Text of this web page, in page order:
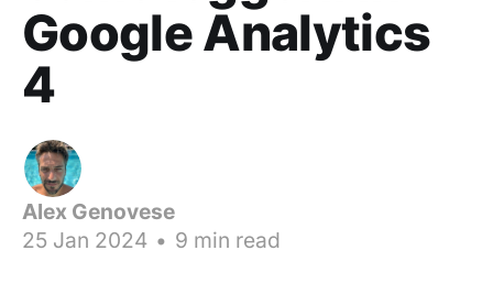
Google Analytics
4
Alex Genovese
25 Jan 2024 • 9 min read